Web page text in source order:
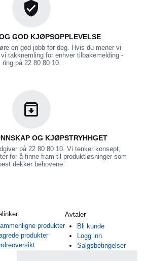
GOD KJØPSOPPLEVELSE
en god jobb for deg. Hvis du mener vi
takknemling for enhver tilbakemelding -
ring på 22 80 80 10.
OG KJØPSTRYHHGET
på 22 80 80 10. Vi tenker konsept,
for å finne fram til produktløsninger som
dekker behovene.
produkter
produkter
Avtaler
Bli kunde
Logg inn
Salgsbetingelser